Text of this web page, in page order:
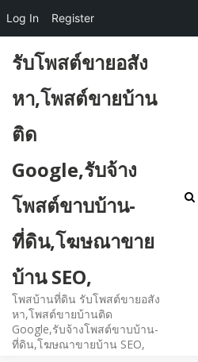
content
รับโพสต์ขายอสัง
หา,โพสต์ขายบ้าน
ติด
Google,รับจ้าง
โพสต์ขาบบ้าน-
ที่ดิน,โฆษณาขาย
บ้าน SEO,
โพสบ้านที่ดิน รับโพสต์ขายอสัง
หา,โพสต์ขายบ้านติด
Google,รับจ้างโพสต์ขาบบ้าน-
ที่ดิน,โฆษณาขายบ้าน SEO,
Log In Register